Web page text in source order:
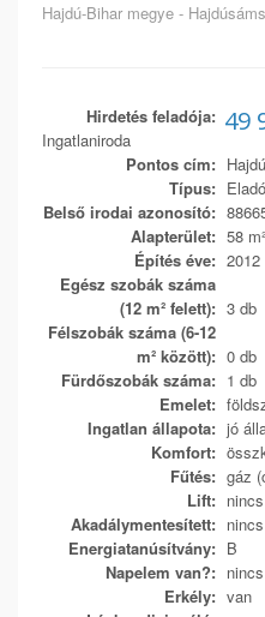
Hajdú-Bihar megye -
49
Hirdetés feladója:
Ingatlaniroda
Pontos cím:
Típus: Eladó
Belső irodai azonosító:
Alapterület: 58 m²
Építés éve: 2012
Egész szobák száma
(12 m² felett): 3 db
Félszobák száma (6-12
m² között): 0 db
Fürdőszobák száma: 1 db
Emelet:
Ingatlan állapota: jó
Komfort:
Fűtés: gáz
Lift: nincs
Akadálymentesített: nincs
Energiatanúsítvány: B
Napelem van?: nincs
Erkély: van